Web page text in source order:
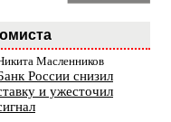
Масленников
России снизил
и ужесточил